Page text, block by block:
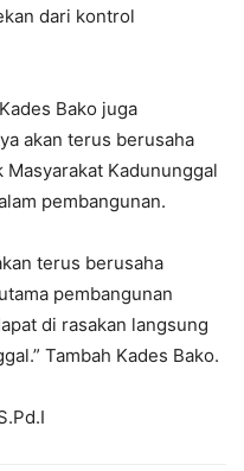
dari kontrol
Bako juga
akan terus berusaha
Kadununggal
pembangunan.
terus berusaha
pembangunan
di rasakan langsung
Tambah Kades Bako.